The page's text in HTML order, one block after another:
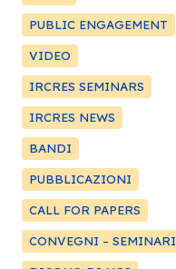
PUBLIC ENGAGEMENT
VIDEO
IRCRES SEMINARS
IRCRES NEWS
BANDI
PUBBLICAZIONI
CALL FOR PAPERS
CONVEGNI – SEMINARI